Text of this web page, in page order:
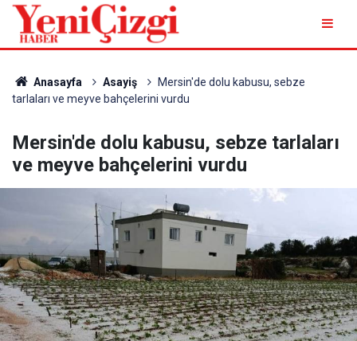
Anasayfa Asayiş
Mersin'de dolu kabusu, sebze
tarlaları ve meyve bahçelerini vurdu
Mersin'de dolu kabusu, sebze tarlaları
ve meyve bahçelerini vurdu